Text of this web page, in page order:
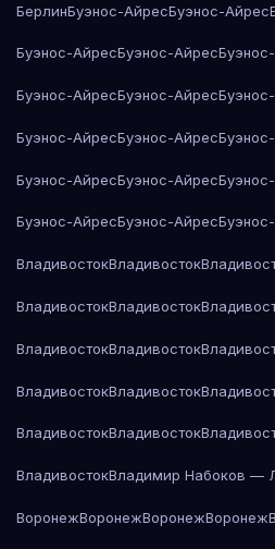
БерлинБуэнос-АйресБуэнос-Айрес
Буэнос-АйресБуэнос-Айрес
Буэнос-АйресБуэнос-Айрес
Буэнос-АйресБуэнос-Айрес
Буэнос-АйресБуэнос-Айрес
Буэнос-АйресБуэнос-Айрес
ВладивостокВладивосток
ВладивостокВладивосток
ВладивостокВладивосток
ВладивостокВладивосток
ВладивостокВладивосток
ВладивостокВладимир Набоков —
ВоронежВоронежВоронежВоронеж